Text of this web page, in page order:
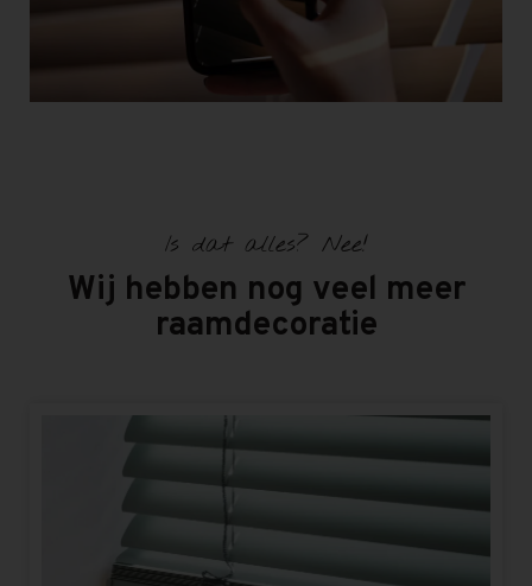
Is dat alles? Nee!
Wij hebben nog veel meer
raamdecoratie